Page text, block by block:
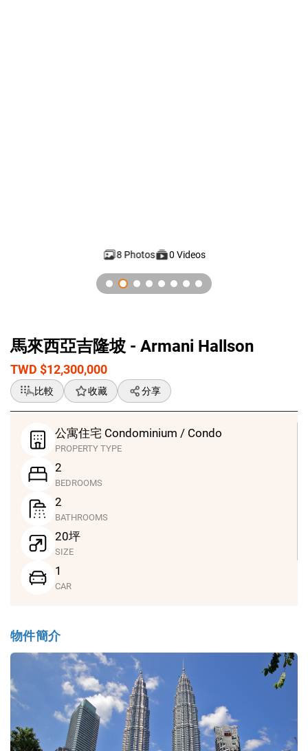
8 Photos 0 Videos
馬來西亞吉隆坡 - Armani Hallson
TWD $12,300,000
比較 收藏 分享
公寓住宅 Condominium / Condo
PROPERTY TYPE
2
BEDROOMS
2
BATHROOMS
20坪
SIZE
1
CAR
物件簡介